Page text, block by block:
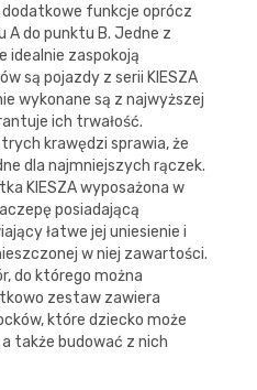
dodatkowe funkcje oprócz
A do punktu B. Jedne z
idealnie zaspokoją
są pojazdy z serii KIESZA
wykonane są z najwyższej
ich trwałość.
krawędzi sprawia, że
dla najmniejszych rączek.
KIESZA wyposażona w
posiadającą
łatwe jej uniesienie i
w niej zawartości.
do którego można
zestaw zawiera
które dziecko może
także budować z nich